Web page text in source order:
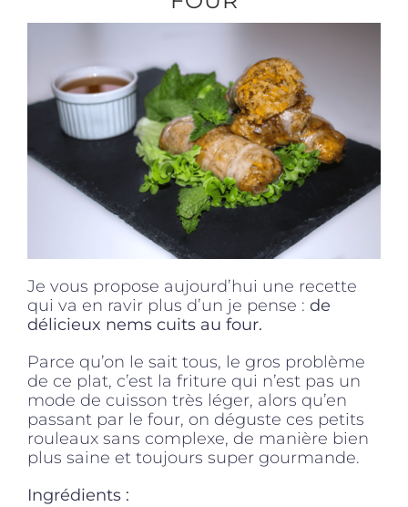
Click and collect
Traiteur
Accessoires
Offres
Je vous propose aujourd’hui une recette
qui va en ravir plus d’un je pense : de
délicieux nems cuits au four.
Parce qu’on le sait tous, le gros problème
de ce plat, c’est la friture qui n’est pas un
mode de cuisson très léger, alors qu’en
passant par le four, on déguste ces petits
rouleaux sans complexe, de manière bien
plus saine et toujours super gourmande.
Ingrédients :